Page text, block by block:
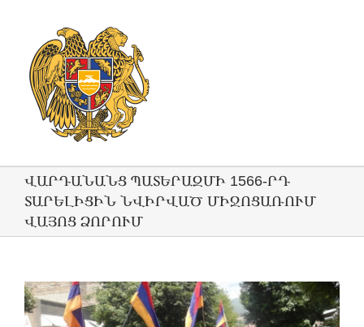
ՎԱՐԴԱՆԱՆՑ ՊԱՏԵՐԱԶՄԻ 1566-ՐԴ
ՏԱՐԵԼԻՑԻՆ ՆՎԻՐՎԱԾ ՄԻՋՈՑԱՌՈՒՄ
ՎԱՅՈՑ ՁՈՐՈՒՄ
View
Larger
Image